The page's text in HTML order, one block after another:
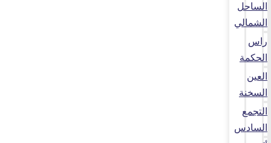
الساحل
الشمالي
راس
الحكمة
العين
السخنة
التجمع
السادس